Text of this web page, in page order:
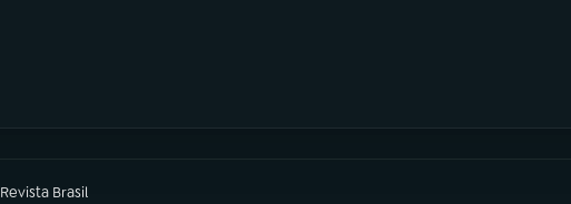
Revista Brasil